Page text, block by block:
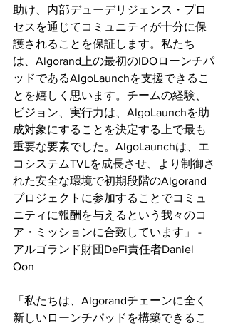
助け、内部デューデリジェンス・プロ
セスを通じてコミュニティが十分に保
護されることを保証します。私たち
は、Algorand上の最初のIDOローンチパ
ッドであるAlgoLaunchを支援できるこ
とを嬉しく思います。チームの経験、
ビジョン、実行力は、AlgoLaunchを助
成対象にすることを決定する上で最も
重要な要素でした。AlgoLaunchは、エ
コシステムTVLを成長させ、より制御さ
れた安全な環境で初期段階のAlgorand
プロジェクトに参加することでコミュ
ニティに報酬を与えるという我々のコ
ア・ミッションに合致しています」 -
アルゴランド財団DeFi責任者Daniel
Oon
「私たちは、Algorandチェーンに全く
新しいローンチパッドを構築できるこ